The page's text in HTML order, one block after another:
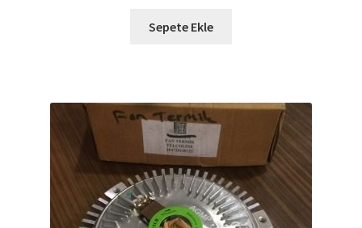
₺2.750,00.
Sepete Ekle